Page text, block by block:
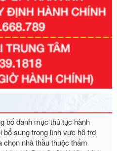
CP của Chính phủ: Quy
gia giai đoạn 2026 - 2030
sung trong lĩnh vực hỗ trợ
nhà thầu thuộc thẩm
và Ban Quản lý Khu kinh